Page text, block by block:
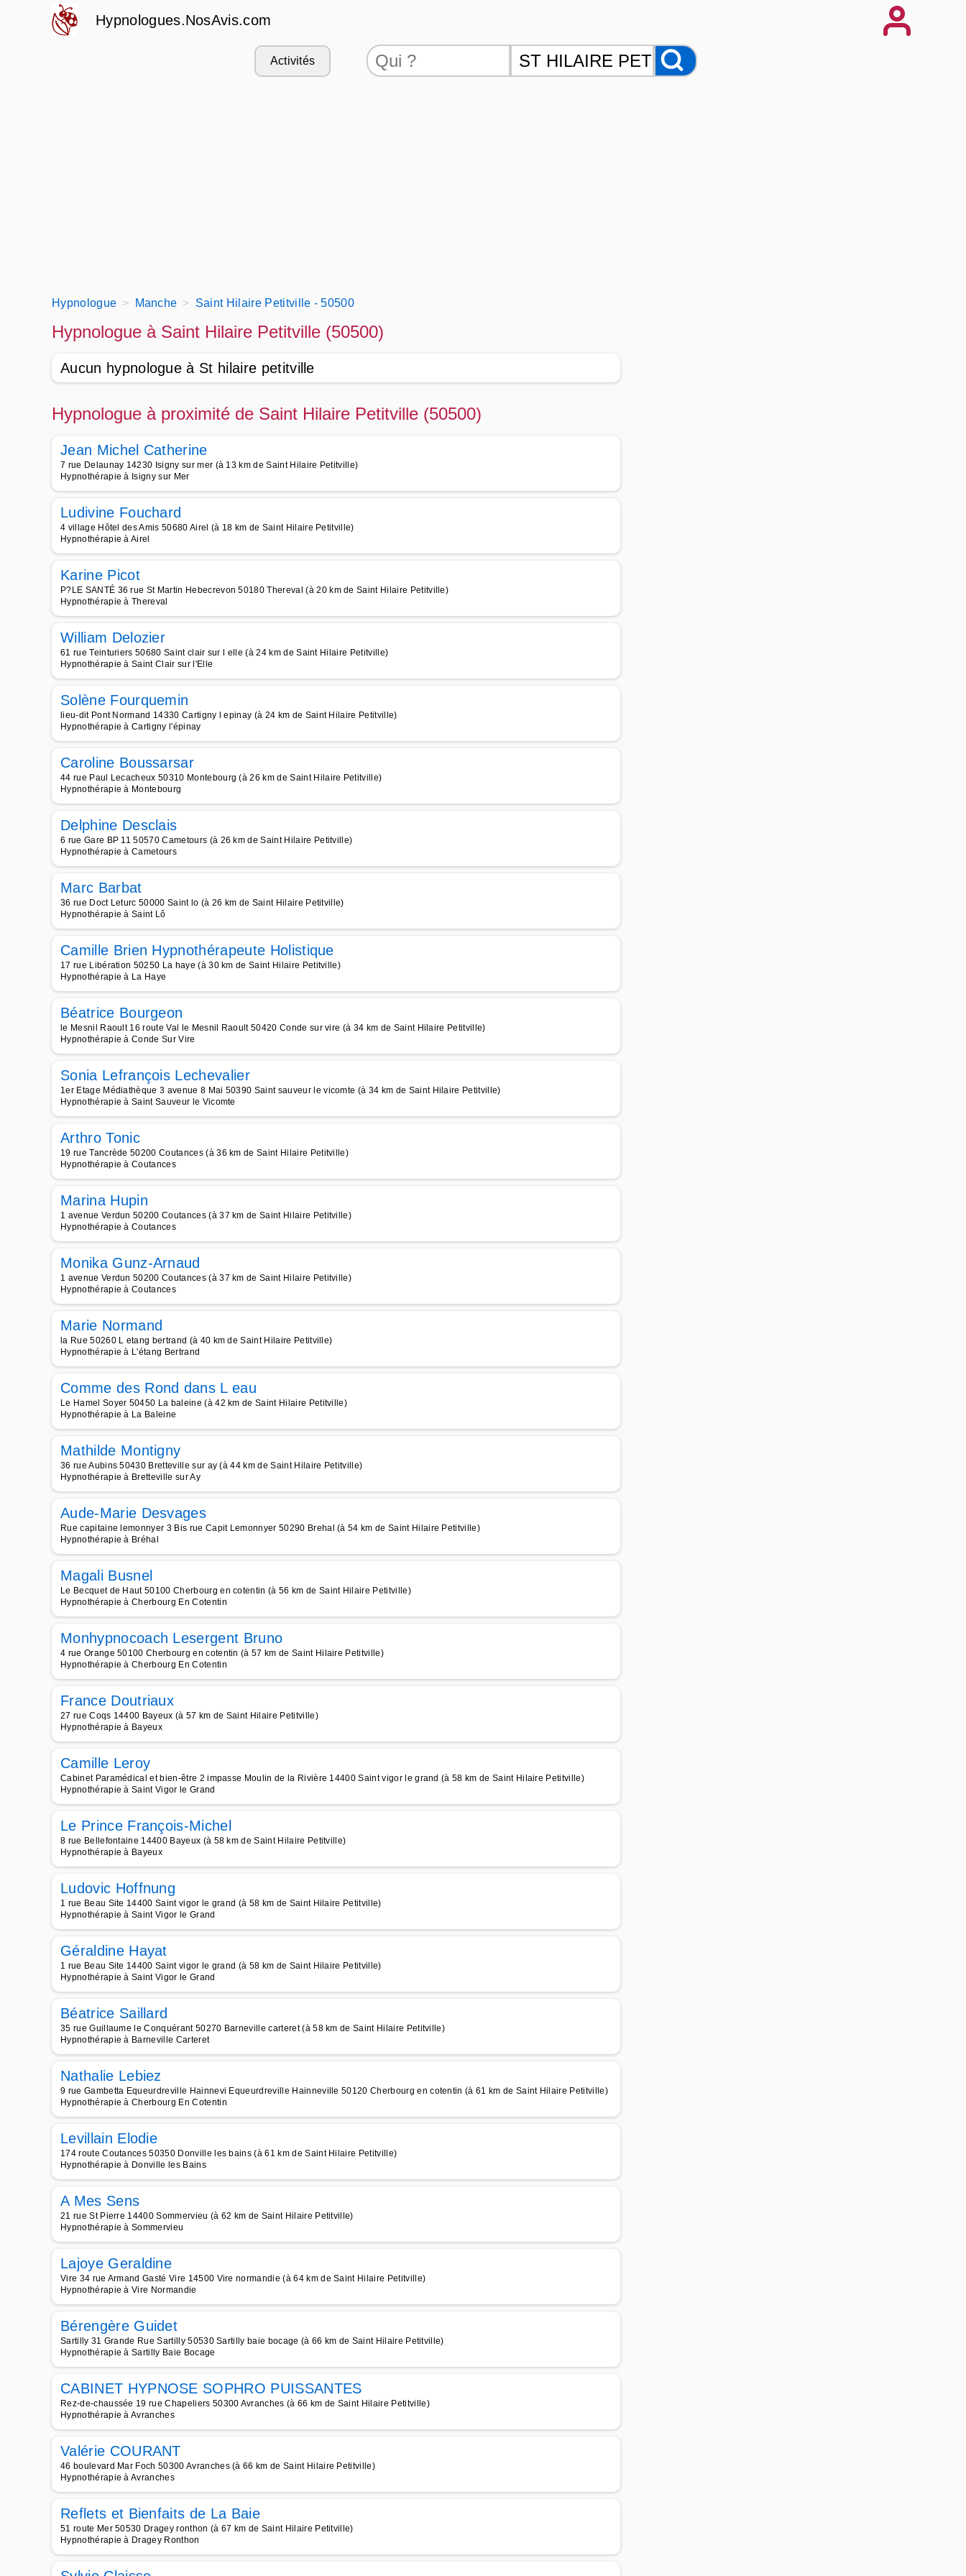
Hypnologues.NosAvis.com
Activités
Hypnologue Manche Saint Hilaire Petitville - 50500
Hypnologue à Saint Hilaire Petitville (50500)
Aucun hypnologue à St hilaire petitville
Hypnologue à proximité de Saint Hilaire Petitville (50500)
Jean Michel Catherine
7 rue Delaunay 14230 Isigny sur mer (à 13 km de Saint Hilaire Petitville)
Hypnothérapie à Isigny sur Mer
Ludivine Fouchard
4 village Hôtel des Amis 50680 Airel (à 18 km de Saint Hilaire Petitville)
Hypnothérapie à Airel
Karine Picot
P?LE SANTÉ 36 rue St Martin Hebecrevon 50180 Thereval (à 20 km de Saint Hilaire Petitville)
Hypnothérapie à Thereval
William Delozier
61 rue Teinturiers 50680 Saint clair sur l elle (à 24 km de Saint Hilaire Petitville)
Hypnothérapie à Saint Clair sur l'Elle
Solène Fourquemin
lieu-dit Pont Normand 14330 Cartigny l epinay (à 24 km de Saint Hilaire Petitville)
Hypnothérapie à Cartigny l'épinay
Caroline Boussarsar
44 rue Paul Lecacheux 50310 Montebourg (à 26 km de Saint Hilaire Petitville)
Hypnothérapie à Montebourg
Delphine Desclais
6 rue Gare BP 11 50570 Cametours (à 26 km de Saint Hilaire Petitville)
Hypnothérapie à Cametours
Marc Barbat
36 rue Doct Leturc 50000 Saint lo (à 26 km de Saint Hilaire Petitville)
Hypnothérapie à Saint Lô
Camille Brien Hypnothérapeute Holistique
17 rue Libération 50250 La haye (à 30 km de Saint Hilaire Petitville)
Hypnothérapie à La Haye
Béatrice Bourgeon
le Mesnil Raoult 16 route Val le Mesnil Raoult 50420 Conde sur vire (à 34 km de Saint Hilaire Petitville)
Hypnothérapie à Conde Sur Vire
Sonia Lefrançois Lechevalier
1er Etage Médiathèque 3 avenue 8 Mai 50390 Saint sauveur le vicomte (à 34 km de Saint Hilaire Petitville)
Hypnothérapie à Saint Sauveur le Vicomte
Arthro Tonic
19 rue Tancrède 50200 Coutances (à 36 km de Saint Hilaire Petitville)
Hypnothérapie à Coutances
Marina Hupin
1 avenue Verdun 50200 Coutances (à 37 km de Saint Hilaire Petitville)
Hypnothérapie à Coutances
Monika Gunz-Arnaud
1 avenue Verdun 50200 Coutances (à 37 km de Saint Hilaire Petitville)
Hypnothérapie à Coutances
Marie Normand
la Rue 50260 L etang bertrand (à 40 km de Saint Hilaire Petitville)
Hypnothérapie à L'étang Bertrand
Comme des Rond dans L eau
Le Hamel Soyer 50450 La baleine (à 42 km de Saint Hilaire Petitville)
Hypnothérapie à La Baleine
Mathilde Montigny
36 rue Aubins 50430 Bretteville sur ay (à 44 km de Saint Hilaire Petitville)
Hypnothérapie à Bretteville sur Ay
Aude-Marie Desvages
Rue capitaine lemonnyer 3 Bis rue Capit Lemonnyer 50290 Brehal (à 54 km de Saint Hilaire Petitville)
Hypnothérapie à Bréhal
Magali Busnel
Le Becquet de Haut 50100 Cherbourg en cotentin (à 56 km de Saint Hilaire Petitville)
Hypnothérapie à Cherbourg En Cotentin
Monhypnocoach Lesergent Bruno
4 rue Orange 50100 Cherbourg en cotentin (à 57 km de Saint Hilaire Petitville)
Hypnothérapie à Cherbourg En Cotentin
France Doutriaux
27 rue Coqs 14400 Bayeux (à 57 km de Saint Hilaire Petitville)
Hypnothérapie à Bayeux
Camille Leroy
Cabinet Paramédical et bien-être 2 impasse Moulin de la Rivière 14400 Saint vigor le grand (à 58 km de Saint Hilaire Petitville)
Hypnothérapie à Saint Vigor le Grand
Le Prince François-Michel
8 rue Bellefontaine 14400 Bayeux (à 58 km de Saint Hilaire Petitville)
Hypnothérapie à Bayeux
Ludovic Hoffnung
1 rue Beau Site 14400 Saint vigor le grand (à 58 km de Saint Hilaire Petitville)
Hypnothérapie à Saint Vigor le Grand
Géraldine Hayat
1 rue Beau Site 14400 Saint vigor le grand (à 58 km de Saint Hilaire Petitville)
Hypnothérapie à Saint Vigor le Grand
Béatrice Saillard
35 rue Guillaume le Conquérant 50270 Barneville carteret (à 58 km de Saint Hilaire Petitville)
Hypnothérapie à Barneville Carteret
Nathalie Lebiez
9 rue Gambetta Equeurdreville Hainnevi Equeurdreville Hainneville 50120 Cherbourg en cotentin (à 61 km de Saint Hilaire Petitville)
Hypnothérapie à Cherbourg En Cotentin
Levillain Elodie
174 route Coutances 50350 Donville les bains (à 61 km de Saint Hilaire Petitville)
Hypnothérapie à Donville les Bains
A Mes Sens
21 rue St Pierre 14400 Sommervieu (à 62 km de Saint Hilaire Petitville)
Hypnothérapie à Sommervieu
Lajoye Geraldine
Vire 34 rue Armand Gasté Vire 14500 Vire normandie (à 64 km de Saint Hilaire Petitville)
Hypnothérapie à Vire Normandie
Bérengère Guidet
Sartilly 31 Grande Rue Sartilly 50530 Sartilly baie bocage (à 66 km de Saint Hilaire Petitville)
Hypnothérapie à Sartilly Baie Bocage
CABINET HYPNOSE SOPHRO PUISSANTES
Rez-de-chaussée 19 rue Chapeliers 50300 Avranches (à 66 km de Saint Hilaire Petitville)
Hypnothérapie à Avranches
Valérie COURANT
46 boulevard Mar Foch 50300 Avranches (à 66 km de Saint Hilaire Petitville)
Hypnothérapie à Avranches
Reflets et Bienfaits de La Baie
51 route Mer 50530 Dragey ronthon (à 67 km de Saint Hilaire Petitville)
Hypnothérapie à Dragey Ronthon